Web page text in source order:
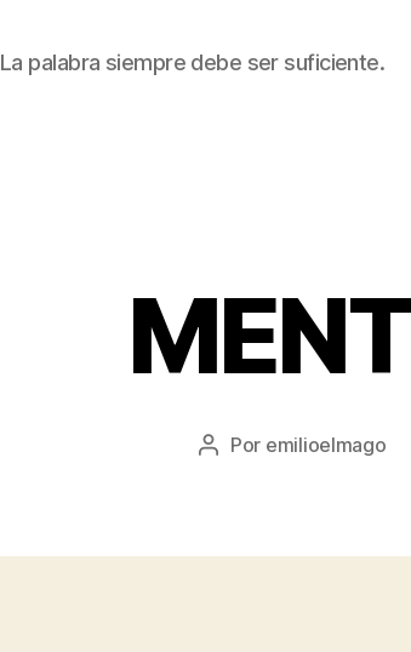
La palabra siempre debe ser suficiente.
Autor
Por emilioelmago